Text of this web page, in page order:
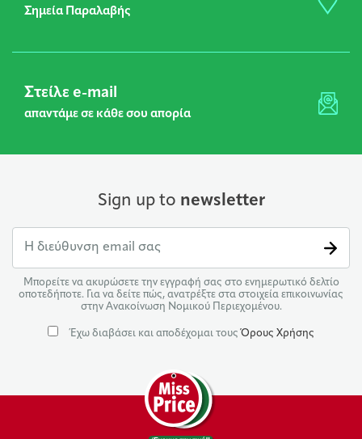
Σημεία Παραλαβής
Στείλε e-mail
απαντάμε σε κάθε σου απορία
Sign up to newsletter
Μπορείτε να ακυρώσετε την εγγραφή σας στο ενημερωτικό δελτίο
οποτεδήποτε. Για να δείτε πώς, ανατρέξτε στα στοιχεία επικοινωνίας
στην Ανακοίνωση Νομικού Περιεχομένου.
Έχω διαβάσει και αποδέχομαι τουςΌρους Χρήσης